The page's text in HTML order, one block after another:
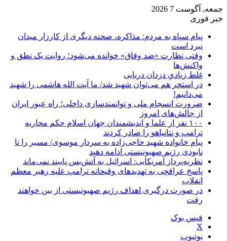
جمعه, آگوست 7 2026
خبر فوری
پیام سپاه به مردم: مذاکره، صحنه دیگری از کارزار میدان
نبرد است
وقتی نظارت «ضد وفاق» خوانده می‌شود؛ روایت یک نطق و
واکنش‌ها
غلط زیادیِ دزدان دریایی
در استخر هم می‌توان شهید شد/ ما آیت الله هاشمی را شهید
می‌دانیم!
ضرورت انسجام ملی و توانمندسازی داخلی؛ راه عبور ایران
از چالش‌های امروز
۱۰۰ نفر از علما و اندیشمندان جهان اسلام حکم محاربه
ترامپ و نتانیاهو را صادر کردند
پیام خانواده شهید حاجی‌زاده به سردار موسوی/ مسیر را تا
نابودی رژیم صهیونیستی ادامه دهید
نظریه‌پرداز آمریکایی: اسرائیل به آتش‌بس پایبند نمی‌ماند
پاسخ عراقچی به تهدیدهای وقیحانه ترامپ علیه رهبر معظم
انقلاب
در صورت درگیری اهداف رژیم صهیونیستی از بین خواهند
رفت
فیس بوک
X
یوتیوب